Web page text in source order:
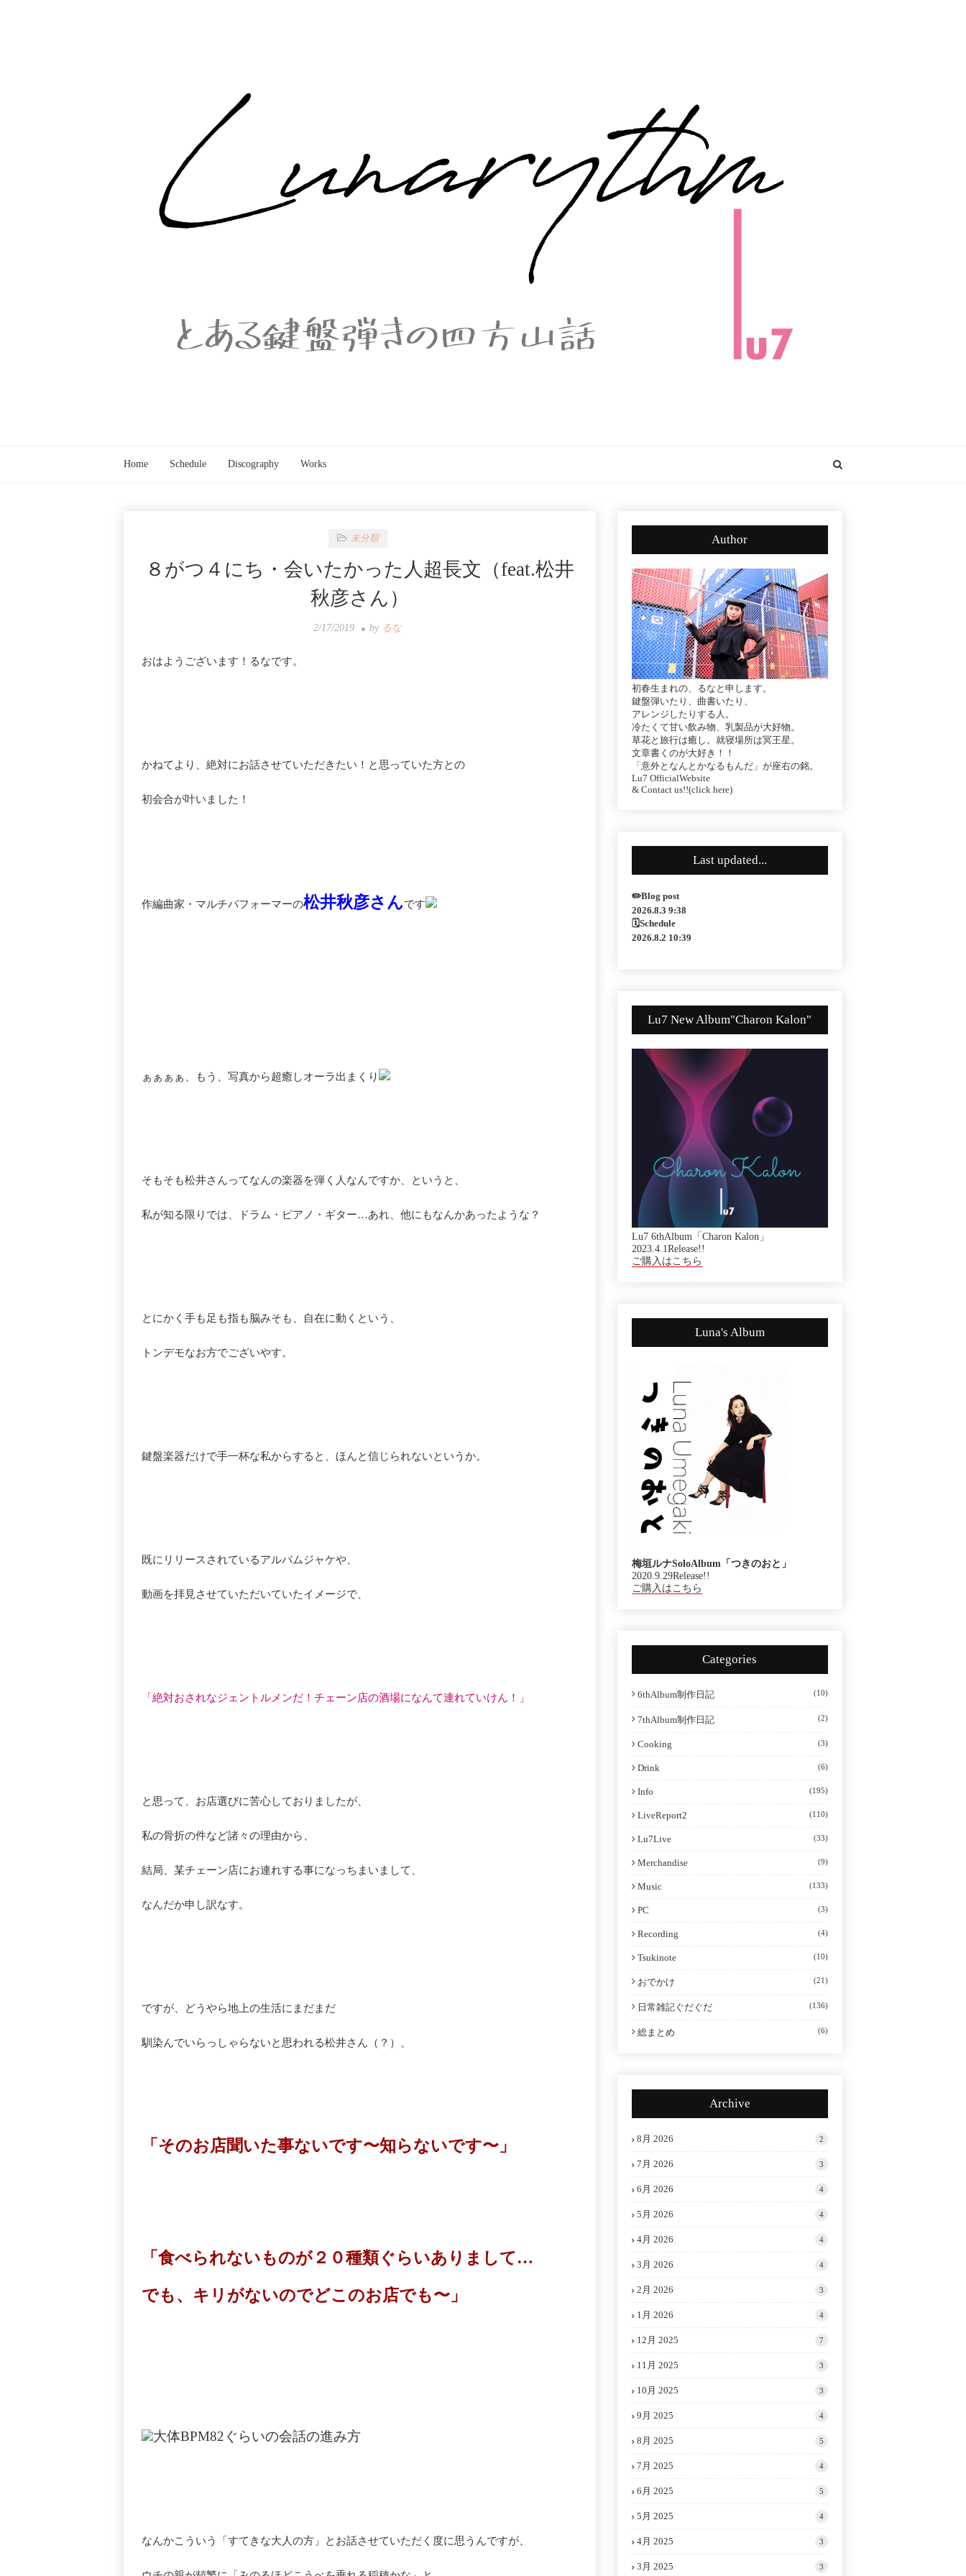
Home Schedule Discography Works
未分類
８がつ４にち・会いたかった人超長文（feat.松井
秋彦さん）
2/17/2019 by るな
おはようございます！るなです。
かねてより、絶対にお話させていただきたい！と思っていた方との
初会合が叶いました！
作編曲家・マルチパフォーマーの松井秋彦さんです
ぁぁぁぁ、もう、写真から超癒しオーラ出まくり
そもそも松井さんってなんの楽器を弾く人なんですか、というと、
私が知る限りでは、ドラム・ピアノ・ギター…あれ、他にもなんかあったような？
とにかく手も足も指も脳みそも、自在に動くという、
トンデモなお方でございやす。
鍵盤楽器だけで手一杯な私からすると、ほんと信じられないというか。
既にリリースされているアルバムジャケや、
動画を拝見させていただいていたイメージで、
「絶対おされなジェントルメンだ！チェーン店の酒場になんて連れていけん！」
と思って、お店選びに苦心しておりましたが、
私の骨折の件など諸々の理由から、
結局、某チェーン店にお連れする事になっちまいまして、
なんだか申し訳なす。
ですが、どうやら地上の生活にまだまだ
馴染んでいらっしゃらないと思われる松井さん（？）、
「そのお店聞いた事ないです〜知らないです〜」
「食べられないものが２０種類ぐらいありまして…
でも、キリがないのでどこのお店でも〜」
大体BPM82ぐらいの会話の進み方
なんかこういう「すてきな大人の方」とお話させていただく度に思うんですが、
Author
初春生まれの、るなと申します。
鍵盤弾いたり、曲書いたり、
アレンジしたりする人。
冷たくて甘い飲み物、乳製品が大好物。
草花と旅行は癒し。就寝場所は冥王星。
文章書くのが大好き！！
「意外となんとかなるもんだ」が座右の銘。
Lu7 OfficialWebsite
& Contact us!!(click here)
Last updated...
✏️Blog post
2026.8.3 9:38
🗓Schedule
2026.8.2 10:39
Lu7 New Album"Charon Kalon"
Lu7 6thAlbum「Charon Kalon」
2023.4.1Release!!
ご購入はこちら
Luna's Album
梅垣ルナSoloAlbum「つきのおと」
2020.9.29Release!!
ご購入はこちら
Categories
6thAlbum制作日記 (10)
7thAlbum制作日記 (2)
Cooking (3)
Drink (6)
Info (195)
LiveReport2 (110)
Lu7Live (33)
Merchandise (9)
Music (133)
PC (3)
Recording (4)
Tsukinote (10)
おでかけ (21)
日常雑記ぐだぐだ (136)
総まとめ (6)
Archive
8月 2026 2
7月 2026 3
6月 2026 4
5月 2026 4
4月 2026 4
3月 2026 4
2月 2026 3
1月 2026 4
12月 2025 7
11月 2025 3
10月 2025 3
9月 2025 4
8月 2025 5
7月 2025 4
6月 2025 5
5月 2025 4
4月 2025 3
3月 2025 3